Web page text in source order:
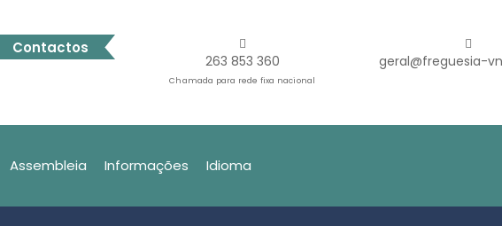
Contactos
263 853 360
Chamada para rede fixa nacional
geral@freguesia-
Assembleia Informações Idioma